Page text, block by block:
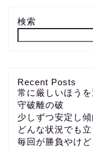
検索
Recent Posts
常に厳しいほうを
守破離の破
少しずつ安定し
どんな状況でも
毎回が勝負やけ